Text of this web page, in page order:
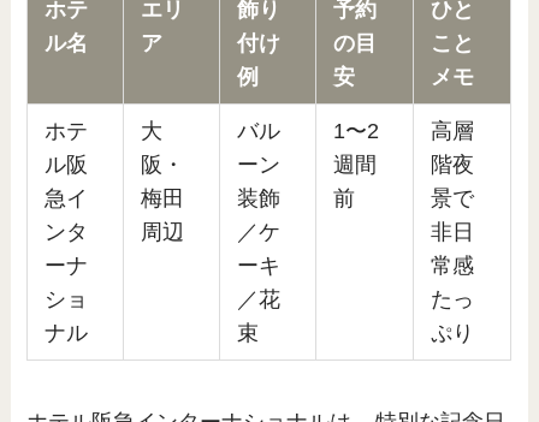
ホテ
ル名
エリ
ア
飾り
付け
例
予約
の目
安
ひと
こと
メモ
ホテ
ル阪
急イ
ンタ
ーナ
ショ
ナル
大
阪・
梅田
周辺
バル
ーン
装飾
／ケ
ーキ
／花
束
1〜2
週間
前
高層
階夜
景で
非日
常感
たっ
ぷり